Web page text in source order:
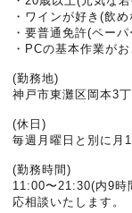
・ワインが好き(飲
・要普通免許(ペー
・PCの基本作業が
(勤務地)
神戸市東灘区岡本3丁
(休日)
毎週月曜日と別に月1
(勤務時間)
11:00〜21:30(内9時
応相談いたします。